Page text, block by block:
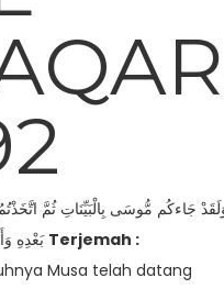
جَاءكُم مُّوسَى بِالْبَيِّنَاتِ ثُمَّ
بَعْدِهِ وَأَنتُمْ ظَالِمُونَ Terjemah :
Musa telah datang